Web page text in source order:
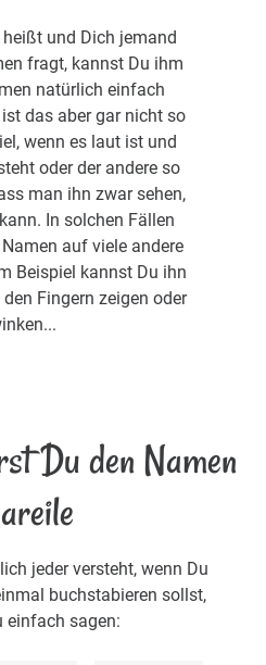
und Dich jemand
fragt, kannst Du ihm
natürlich einfach
das aber gar nicht so
wenn es laut ist und
oder der andere so
man ihn zwar sehen,
In solchen Fällen
auf viele andere
Beispiel kannst Du ihn
Fingern zeigen oder
Du den Namen
jeder versteht, wenn Du
buchstabieren sollst,
einfach sagen: